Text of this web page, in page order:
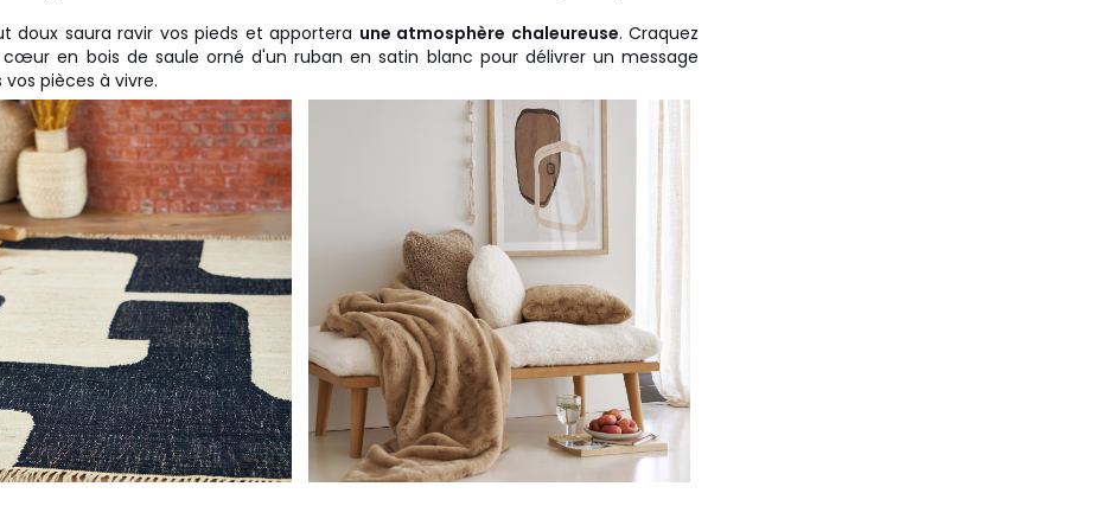
doux saura ravir vos pieds et apportera une atmosphère chaleureuse. Craquez
en bois de saule orné d'un ruban en satin blanc pour délivrer un message
pièces à vivre.